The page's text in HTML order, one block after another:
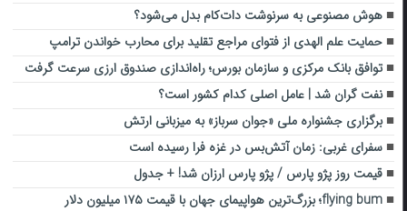
هوش مصنوعی به سرنوشت دات‌کام بدل می‌شود؟
حمایت علم الهدی از فتوای مراجع تقلید برای محارب خواندن ترامپ
توافق بانک مرکزی و سازمان بورس؛ راه‌اندازی صندوق ارزی سرعت گرفت
نفت گران شد | عامل اصلی کدام کشور است؟
برگزاری جشنواره ملی «جوان سرباز» به میزبانی ارتش
سفرای غربی: زمان آتش‌بس در غزه فرا رسیده است
قیمت روز پژو پارس / پژو پارس ارزان شد! + جدول
flying bum؛ بزرگ‌ترین هواپیمای جهان با قیمت ۱۷۵ میلیون دلار